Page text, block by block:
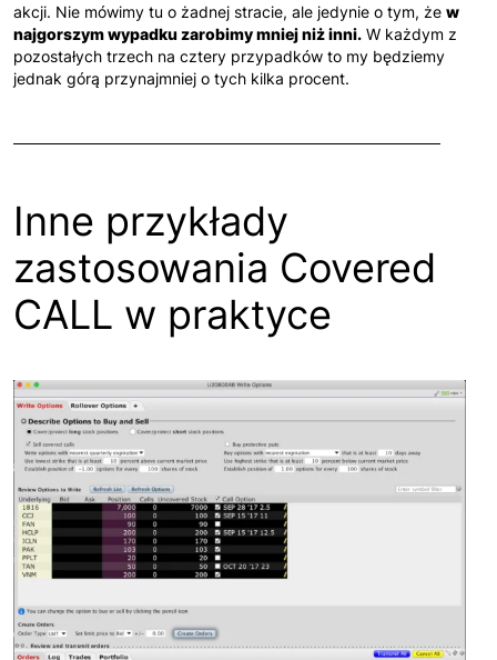
akcji. Nie mówimy tu o żadnej stracie, ale jedynie o tym, że w
najgorszym wypadku zarobimy mniej niż inni. W każdym z
pozostałych trzech na cztery przypadków to my będziemy
jednak górą przynajmniej o tych kilka procent.
Inne przykłady
zastosowania Covered
CALL w praktyce